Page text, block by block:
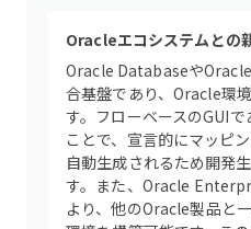
Oracleエコシステムとの
Oracle Databaseや
合基盤であり、Oracle環
す。フローベースのGUI
ことで、宣言的にマッピ
自動生成されるため開発
す。また、Oracle
より、他のOracle製品と